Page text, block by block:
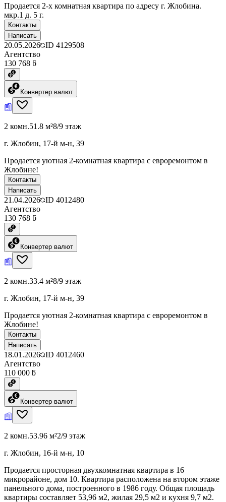
Продается 2-х комнатная квартира по адресу г. Жлобина.
мкр.1 д. 5 г.
Контакты
Написать
20.05.2026 ID 4129508
Агентство
130 768 ƃ
Конвертер валют
2 комн.51.8 м²8/9 этаж
г. Жлобин, 17-й м-н, 39
Продается уютная 2-комнатная квартира с евроремонтом в
Жлобине!
Контакты
Написать
21.04.2026 ID 4012480
Агентство
130 768 ƃ
Конвертер валют
2 комн.33.4 м²8/9 этаж
г. Жлобин, 17-й м-н, 39
Продается уютная 2-комнатная квартира с евроремонтом в
Жлобине!
Контакты
Написать
18.01.2026 ID 4012460
Агентство
110 000 ƃ
Конвертер валют
2 комн.53.96 м²2/9 этаж
г. Жлобин, 16-й м-н, 10
Продается просторная двухкомнатная квартира в 16
микрорайоне, дом 10. Квартира расположена на втором этаже
панельного дома, построенного в 1986 году. Общая площадь
квартиры составляет 53,96 м2, жилая 29,5 м2 и кухня 9,7 м2.